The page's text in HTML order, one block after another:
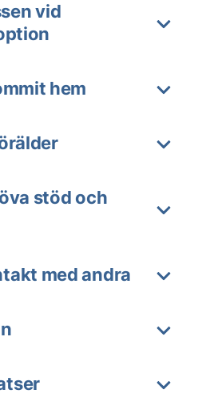
vid
hem
stöd och
med andra